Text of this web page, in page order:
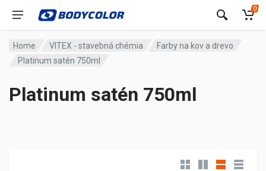
0
Home VITEX - stavebná chémia
Farby na kov a drevo
Platinum satén 750ml
Platinum satén 750ml